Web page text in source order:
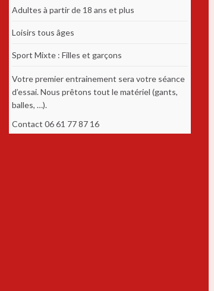
Adultes à partir de 18 ans et plus
Loisirs tous âges
Sport Mixte : Filles et garçons
Votre premier entrainement sera votre séance
d’essai. Nous prêtons tout le matériel (gants,
balles, …).
Contact 06 61 77 87 16